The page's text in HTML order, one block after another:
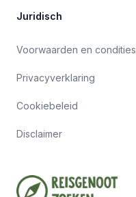
Juridisch
Voorwaarden en condities
Privacyverklaring
Cookiebeleid
Disclaimer